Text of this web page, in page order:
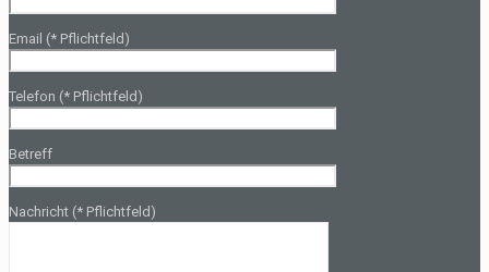
Email (* Pflichtfeld)
Telefon (* Pflichtfeld)
Betreff
Nachricht (* Pflichtfeld)